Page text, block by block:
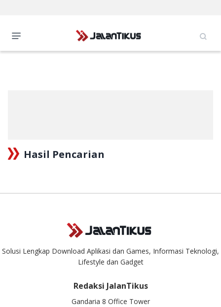
Hasil Pencarian
Solusi Lengkap Download Aplikasi dan Games, Informasi Teknologi,
Lifestyle dan Gadget
Redaksi JalanTikus
Gandaria 8 Office Tower